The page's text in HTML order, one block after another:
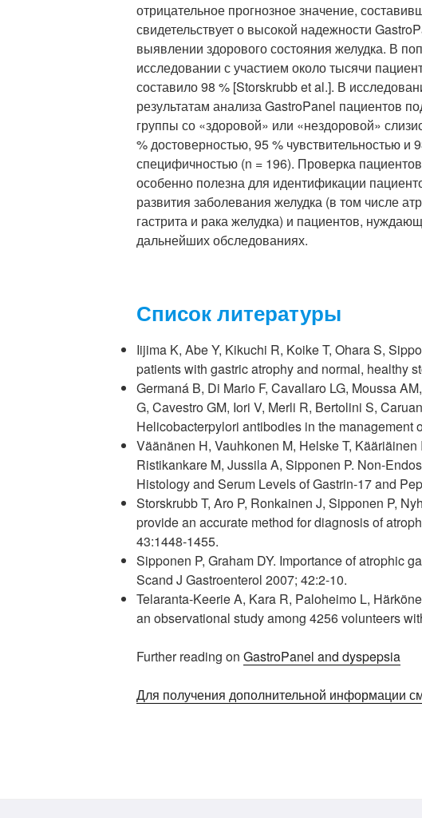
отрицательное прогнозное значение,
свидетельствует о высокой надежности
выявлении здорового состояния желудка. В
исследовании с участием около тысячи
составило 98 % [Storskrubb et al.]. В
результатам анализа GastroPanel пациентов
группы со «здоровой» или «нездоровой»
% достоверностью, 95 % чувствительностью и
специфичностью (n = 196). Проверка
особенно полезна для идентификации
развития заболевания желудка (в том числе
гастрита и рака желудка) и пациентов,
дальнейших обследованиях.
Список литературы
Iijima K, Abe Y, Kikuchi R, Koike T, Ohara S,
patients with gastric atrophy and normal, healthy
Germaná B, Di Mario F, Cavallaro LG, Moussa
G, Cavestro GM, Iori V, Merli R, Bertolini S,
Helicobacterpylori antibodies in the management
Väänänen H, Vauhkonen M, Helske T,
Ristikankare M, Jussila A, Sipponen P. Non-
Histology and Serum Levels of Gastrin-17 and
Storskrubb T, Aro P, Ronkainen J, Sipponen P,
provide an accurate method for diagnosis of
43:1448-1455.
Sipponen P, Graham DY. Importance of atrophic
Scand J Gastroenterol 2007; 42:2-10.
Telaranta-Keerie A, Kara R, Paloheimo L,
an observational study among 4256 volunteers
Further reading on GastroPanel and dyspepsia
Для получения дополнительной информации